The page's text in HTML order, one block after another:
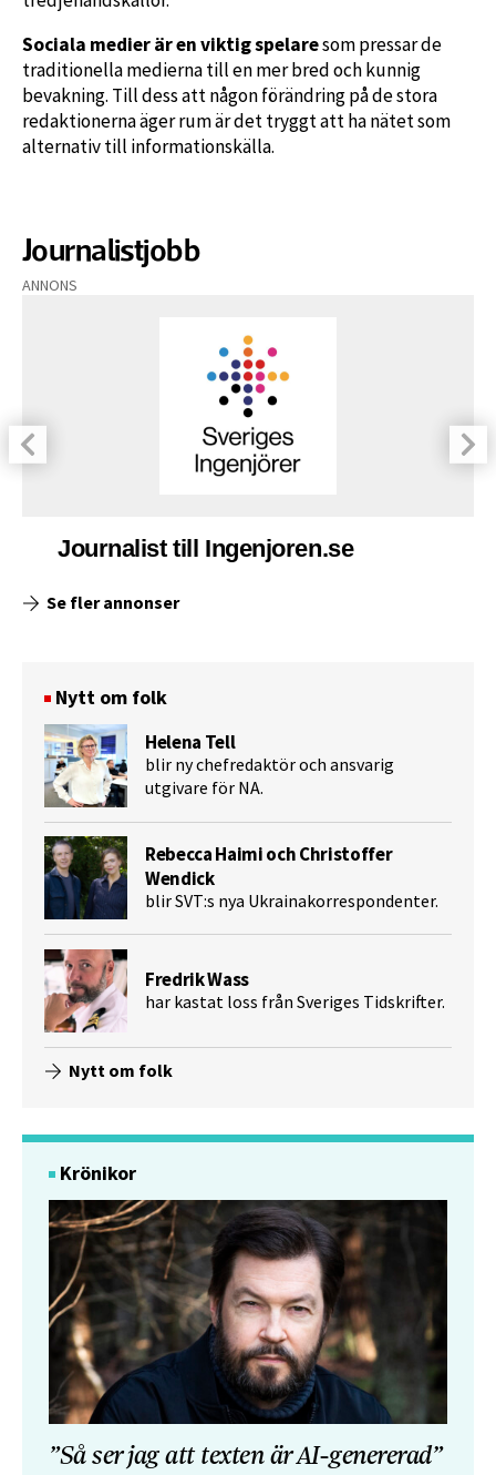
Sociala medier är en viktig spelaresom pressar de
traditionella medierna till en mer bred och kunnig
bevakning. Till dess att någon förändring på de stora
redaktionerna äger rum är det tryggt att ha nätet som
alternativ till informationskälla.
Journalistjobb
ANNONS
Journalist till Ingenjoren.se
Se fler annonser
Nytt om folk
Helena Tell
blir ny chefredaktör och ansvarig
utgivare för NA.
Rebecca Haimi och Christoffer
Wendick
blir SVT:s nya Ukrainakorrespondenter.
Fredrik Wass
har kastat loss från Sveriges Tidskrifter.
Nytt om folk
Krönikor
”Så ser jag att texten är AI-genererad”